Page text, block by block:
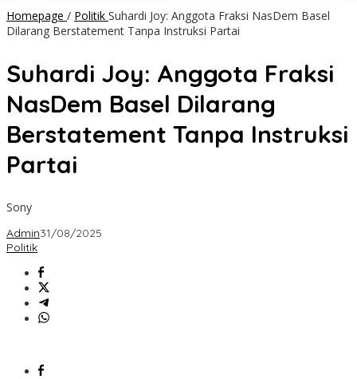
Homepage / Politik Suhardi Joy: Anggota Fraksi NasDem Basel
Dilarang Berstatement Tanpa Instruksi Partai
Suhardi Joy: Anggota Fraksi
NasDem Basel Dilarang
Berstatement Tanpa Instruksi
Partai
Sony
Admin31/08/2025
Politik